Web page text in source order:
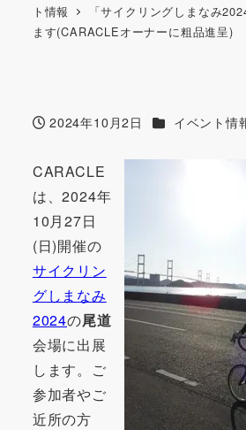
ト情報
「サイクリングしまなみ
ます(CARACLEオーナーに粗品進呈)
投稿日
2024年10月2日 カテゴリー
イベント情
CARACLE
は、2024年
10月27日
(日)開催の
サイクリン
グしまなみ
2024の尾道
会場に出展
します。ご
参加者やご
近所の方